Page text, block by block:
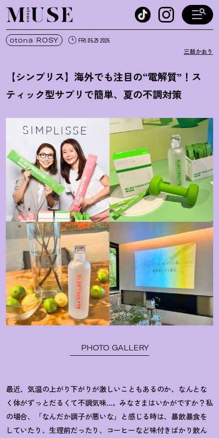
オトナミューズ ウェブ
otona ROSY FRI.05.29 2026
三鼓かおり
【シンプリス】海外でも注目の“電解質” ！ ス
ティック型サプリで簡単、夏の不調対策
PHOTO GALLERY
最近、気温の上がり下がりが激しいこともあるのか、なんとな
く体がずっとだるくて不調気味…。みなさまはいかがですか？私
の場合、「なんだか調子が悪いな」と感じる時は、暴飲暴食を
していたり、生理前だったり、コーヒーなど味付きばかり飲ん